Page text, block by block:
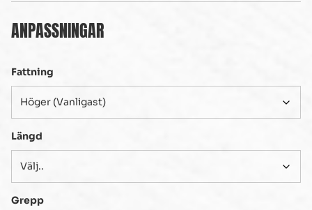
ANPASSNINGAR
Fattning
Längd
Grepp